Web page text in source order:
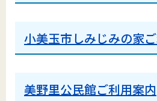
小美玉市しみじみの家
美野里公民館ご利用案内